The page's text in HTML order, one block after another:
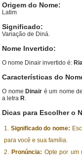
Origem do Nome:
Latim
Significado:
Variação de Diná.
Nome Invertido:
O nome Dinair invertido é:
Características do
O nome Dinair é um nome
a letra R.
Dicas para Escolher o
Significado do nome:
para você e sua família.
Pronúncia: Opte por um